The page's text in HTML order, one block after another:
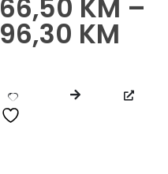
0od 5
66,50 KM –
96,30 KM